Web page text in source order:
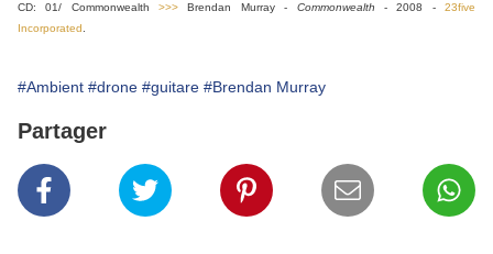
CD: 01/ Commonwealth>>> Brendan Murray - Commonwealth - 2008 -23five
Incorporated
#Ambient #drone #guitare #Brendan Murray
Partager